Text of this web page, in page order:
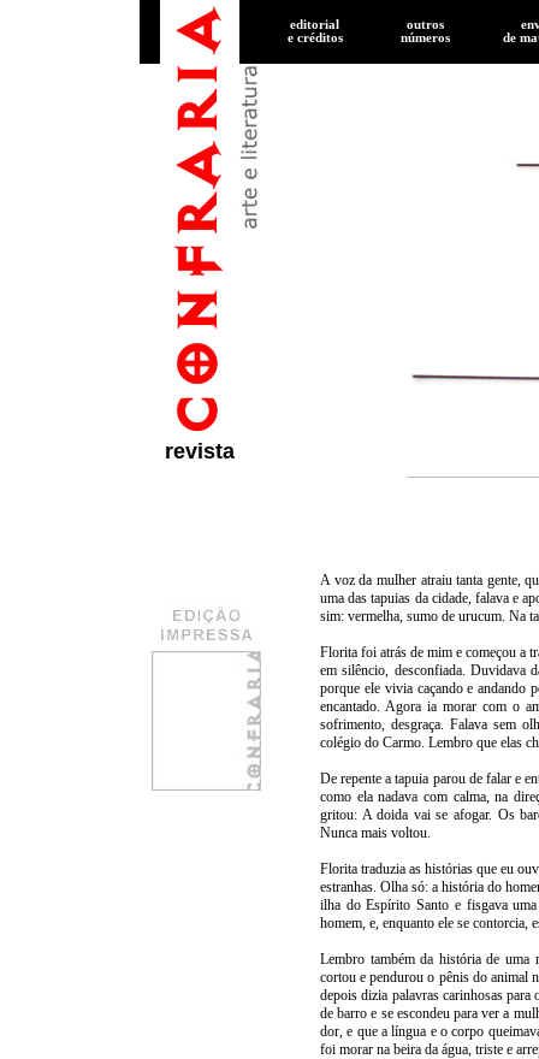
revista
editorial
e créditos
outros
números
de
A voz da mulher atraiu tanta gente,
uma das tapuias da cidade, falava e
sim: vermelha, sumo de urucum. Na
Florita foi atrás de mim e começou a
em silêncio, desconfiada. Duvidava
porque ele vivia caçando e andando
encantado. Agora ia morar com o
sofrimento, desgraça. Falava sem
colégio do Carmo. Lembro que elas
De repente a tapuia parou de falar e
como ela nadava com calma, na
gritou: A doida vai se afogar. Os
Nunca mais voltou.
Florita traduzia as histórias que eu
estranhas. Olha só: a história do
ilha do Espírito Santo e fisgava
homem, e, enquanto ele se contorcia,
Lembro também da história de uma
cortou e pendurou o pênis do animal
depois dizia palavras carinhosas
de barro e se escondeu para ver a
dor, e que a língua e o corpo
foi morar na beira da água, triste e